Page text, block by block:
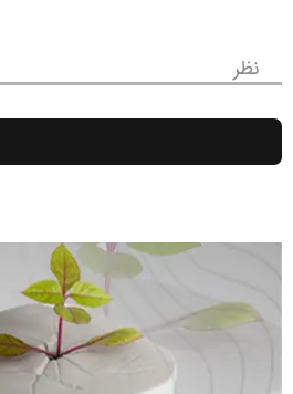
نظر